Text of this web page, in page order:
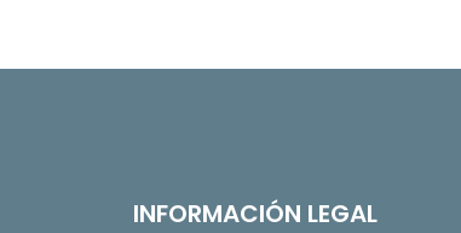
INFORMACIÓN LEGAL